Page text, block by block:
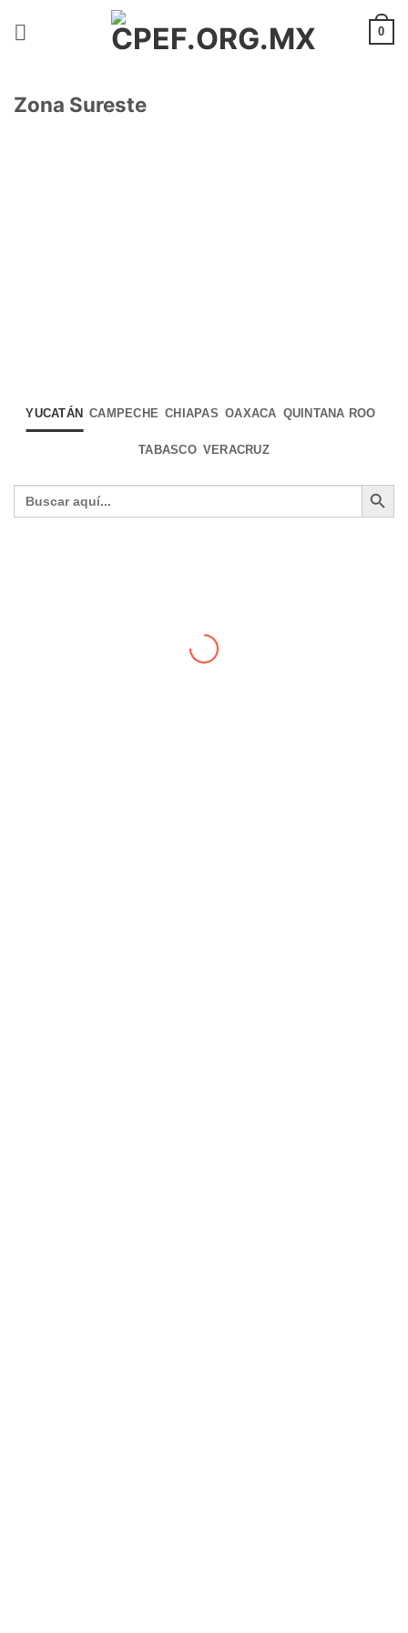
0
Zona Sureste
YUCATÁN CAMPECHE CHIAPAS OAXACA QUINTANA ROO
TABASCO VERACRUZ
Buscar: BOTÓN DE
ALICIA DENISSE REJÓN SOSA